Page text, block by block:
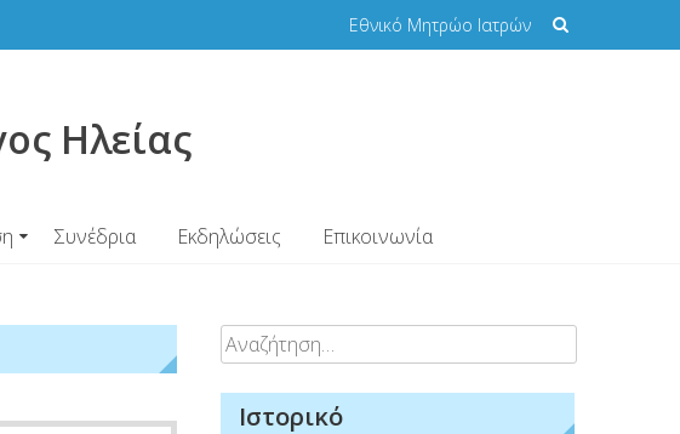
Εθνικό Μητρώο Ιατρών
Ηλείας
Συνέδρια Εκδηλώσεις Επικοινωνία
Αναζήτηση
για:
Ιστορικό